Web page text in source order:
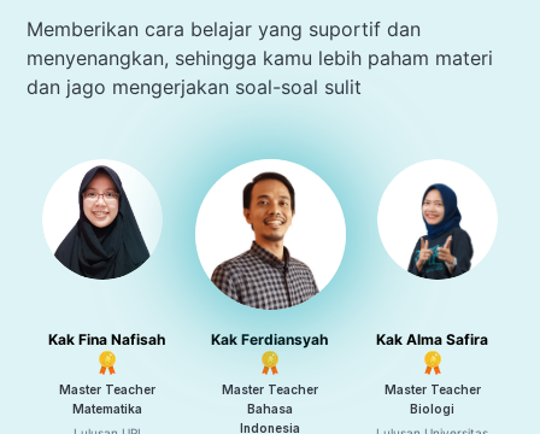
Memberikan cara belajar yang suportif dan
menyenangkan, sehingga kamu lebih paham materi
dan jago mengerjakan soal-soal sulit
Kak Fina Nafisah
Master Teacher
Matematika
Kak Ferdiansyah
Master Teacher
Bahasa
Indonesia
Kak Alma Safira
Master Teacher
Biologi